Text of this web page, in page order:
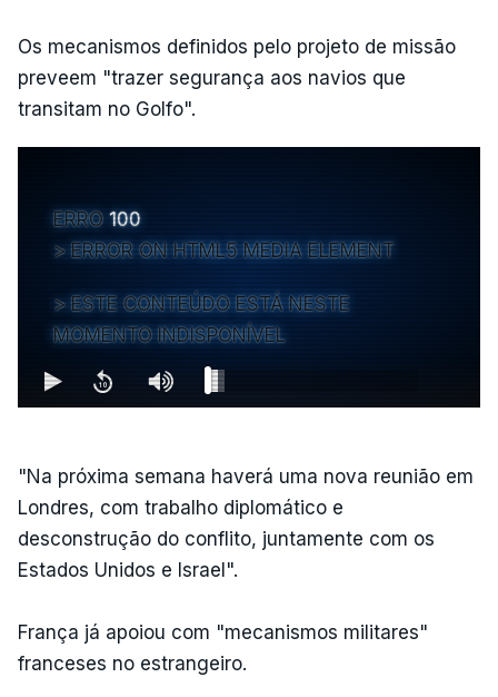
Os mecanismos definidos pelo projeto de missão
preveem "trazer segurança aos navios que
transitam no Golfo".
ERRO 100
ERROR ON HTML5 MEDIA ELEMENT
ESTE CONTEÚDO ESTÁ NESTE
MOMENTO INDISPONÍVEL
"Na próxima semana haverá uma nova reunião em
Londres, com trabalho diplomático e
desconstrução do conflito, juntamente com os
Estados Unidos e Israel".
França já apoiou com "mecanismos militares"
franceses no estrangeiro.